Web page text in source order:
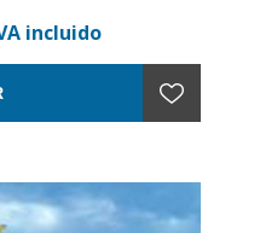
incluido